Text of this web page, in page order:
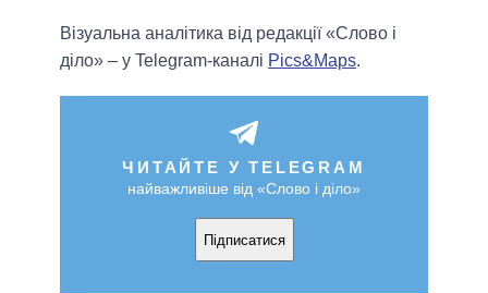
Візуальна аналітика від редакції «Слово і
діло» – у Telegram-каналі Pics&Maps.
ЧИТАЙТЕ У TELEGRAM
найважливіше від «Слово і діло»
Підписатися